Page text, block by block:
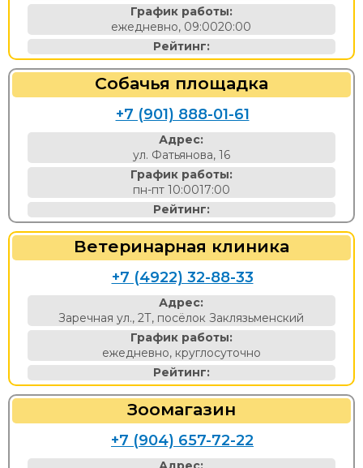
График работы:
ежедневно, 09:0020:00
Рейтинг:
Собачья площадка
+7 (901) 888-01-61
Адрес:
ул. Фатьянова, 16
График работы:
пн-пт 10:0017:00
Рейтинг:
Ветеринарная клиника
+7 (4922) 32-88-33
Адрес:
Заречная ул., 2Т, посёлок Заклязьменский
График работы:
ежедневно, круглосуточно
Рейтинг:
Зоомагазин
+7 (904) 657-72-22